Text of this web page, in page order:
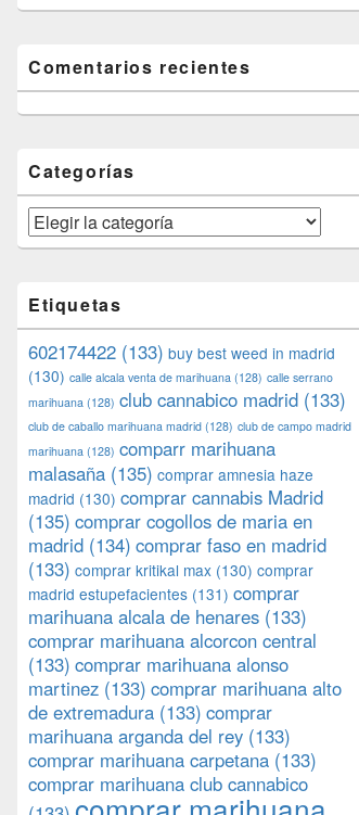
Comentarios recientes
Categorías
Categorías
Etiquetas
602174422 (133) buy best weed in madrid
(130) calle alcala venta de marihuana (128) calle serrano
marihuana (128) club cannabico madrid (133)
club de caballo marihuana madrid (128) club de campo madrid
marihuana (128) comparr marihuana
malasaña (135) comprar amnesia haze
madrid (130) comprar cannabis Madrid
(135) comprar cogollos de maria en
madrid (134) comprar faso en madrid
(133) comprar kritikal max (130) comprar
madrid estupefacientes (131) comprar
marihuana alcala de henares (133)
comprar marihuana alcorcon central
(133) comprar marihuana alonso
martinez (133) comprar marihuana alto
de extremadura (133) comprar
marihuana arganda del rey (133)
comprar marihuana carpetana (133)
comprar marihuana club cannabico